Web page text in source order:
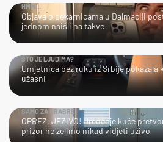
HMM…
Objava o pekarnicama u Dalmaciji
jednom naišli na takve
ŠTO JE LJUDIMA?
Umjetnica bez ruku iz Srbije
užasni
SAMO ZA HRABRE
OPREZ, JEZIVO! Uređenje kuće
prizor ne želimo nikad vidjeti uživo